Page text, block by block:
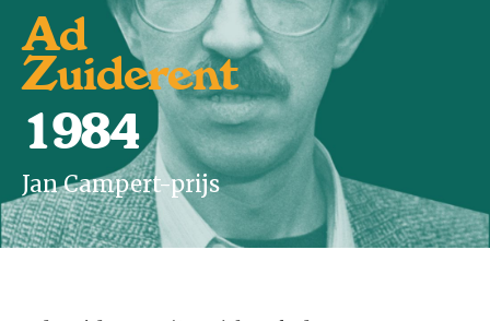
Ad
Zuiderent
1984
Jan Campert-prijs